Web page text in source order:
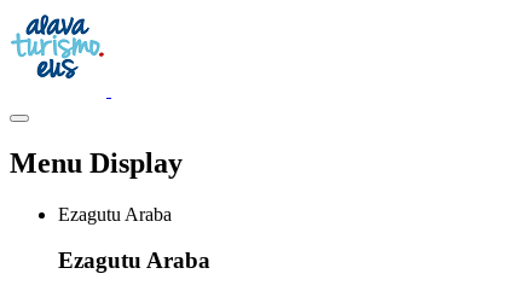
Menu Display
Ezagutu Araba
Ezagutu Araba